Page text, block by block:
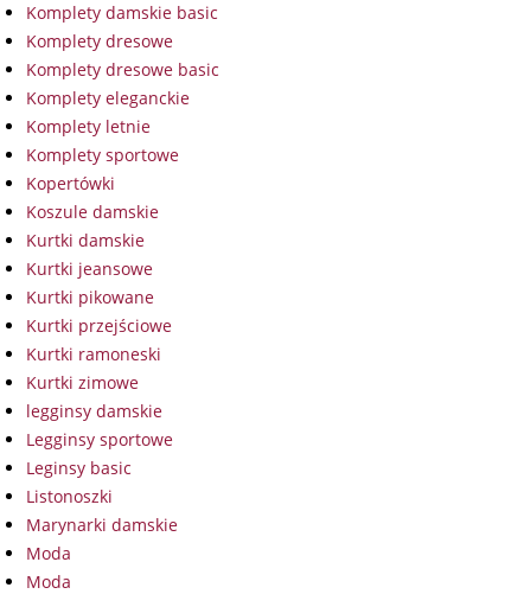
Komplety damskie basic
Komplety dresowe
Komplety dresowe basic
Komplety eleganckie
Komplety letnie
Komplety sportowe
Kopertówki
Koszule damskie
Kurtki damskie
Kurtki jeansowe
Kurtki pikowane
Kurtki przejściowe
Kurtki ramoneski
Kurtki zimowe
legginsy damskie
Legginsy sportowe
Leginsy basic
Listonoszki
Marynarki damskie
Moda
Moda